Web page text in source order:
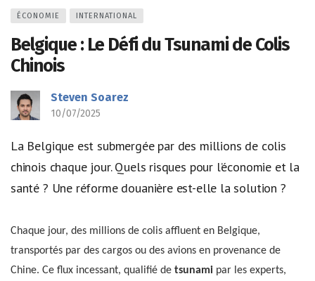
ÉCONOMIE INTERNATIONAL
Belgique : Le Défi du Tsunami de Colis
Chinois
Steven Soarez
10/07/2025
La Belgique est submergée par des millions de colis
chinois chaque jour. Quels risques pour l’économie et la
santé ? Une réforme douanière est-elle la solution ?
Chaque jour, des millions de colis affluent en Belgique,
transportés par des cargos ou des avions en provenance de
Chine. Ce flux incessant, qualifié de tsunami par les experts,